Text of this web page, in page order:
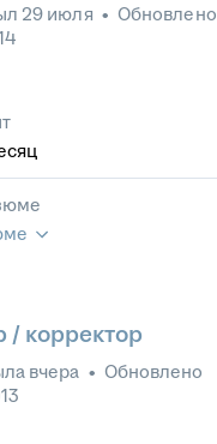
29 июля • Обновлено
/ корректор
вчера • Обновлено